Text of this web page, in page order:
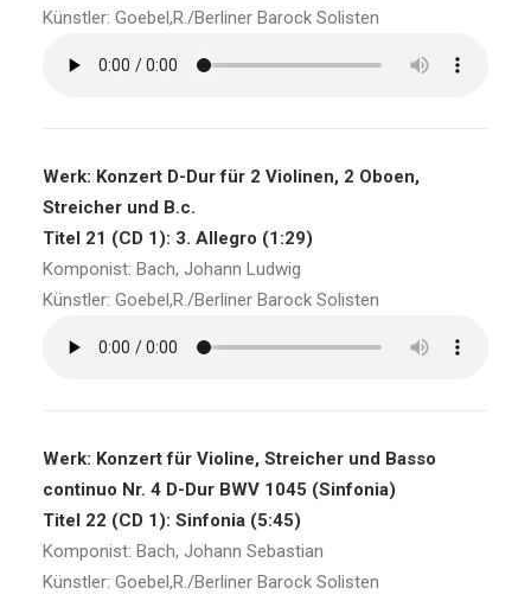
Künstler: Goebel,R./Berliner Barock Solisten
Werk: Konzert D-Dur für 2 Violinen, 2 Oboen,
Streicher und B.c.
Titel 21 (CD 1): 3. Allegro (1:29)
Komponist: Bach, Johann Ludwig
Künstler: Goebel,R./Berliner Barock Solisten
Werk: Konzert für Violine, Streicher und Basso
continuo Nr. 4 D-Dur BWV 1045 (Sinfonia)
Titel 22 (CD 1): Sinfonia (5:45)
Komponist: Bach, Johann Sebastian
Künstler: Goebel,R./Berliner Barock Solisten